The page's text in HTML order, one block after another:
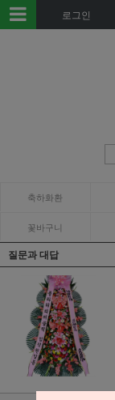
로그인
축하화환
꽃바구니
질문과 대답